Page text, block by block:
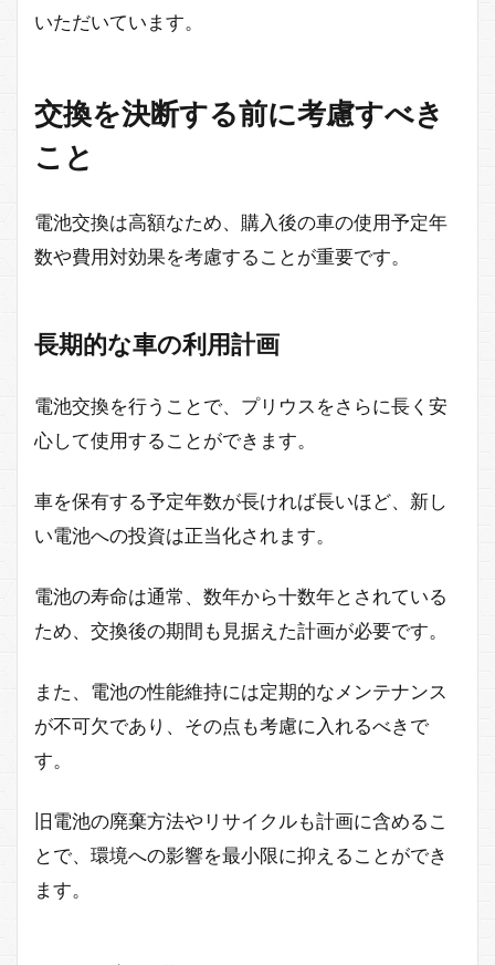
いただいています。
交換を決断する前に考慮すべき
こと
電池交換は高額なため、購入後の車の使用予定年
数や費用対効果を考慮することが重要です。
長期的な車の利用計画
電池交換を行うことで、プリウスをさらに長く安
心して使用することができます。
車を保有する予定年数が長ければ長いほど、新し
い電池への投資は正当化されます。
電池の寿命は通常、数年から十数年とされている
ため、交換後の期間も見据えた計画が必要です。
また、電池の性能維持には定期的なメンテナンス
が不可欠であり、その点も考慮に入れるべきで
す。
旧電池の廃棄方法やリサイクルも計画に含めるこ
とで、環境への影響を最小限に抑えることができ
ます。